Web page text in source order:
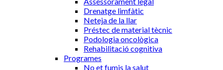
Drenatge limfàtic
Neteja de la llar
Préstec de material tècnic
Podologia oncològica
Rehabilitació cognitiva
Programes
No et fumis la salut